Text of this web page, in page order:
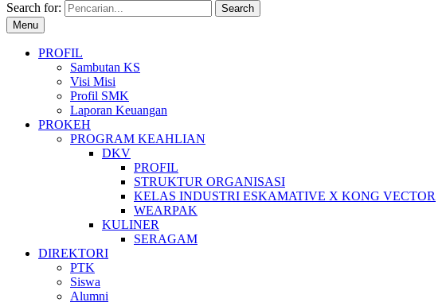
Search for:
Menu
PROFIL
Sambutan KS
Visi Misi
Profil SMK
Laporan Keuangan
PROKEH
PROGRAM KEAHLIAN
DKV
PROFIL
STRUKTUR ORGANISASI
KELAS INDUSTRI ESKAMATIVE X KONG VECTOR
WEARPAK
KULINER
SERAGAM
DIREKTORI
PTK
Siswa
Alumni